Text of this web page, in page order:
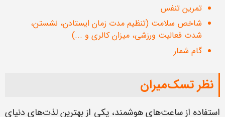
تمرین تنفس
شاخص سلامت (تنظیم مدت زمان ایستادن، نشستن،
شدت فعالیت ورزشی، میزان کالری و ...)
گام شمار
نظر تسک‌میران
استفاده از ساعت‌های هوشمند، یکی از بهترین لذت‌های دنیای